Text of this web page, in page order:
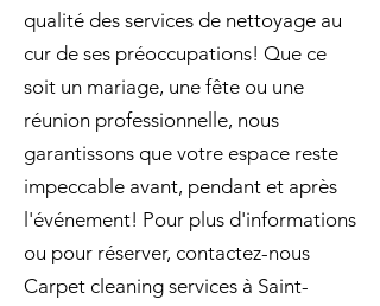
qualité des services de nettoyage au
cur de ses préoccupations! Que ce
soit un mariage, une fête ou une
réunion professionnelle, nous
garantissons que votre espace reste
impeccable avant, pendant et après
l'événement! Pour plus d'informations
ou pour réserver, contactez-nous
Carpet cleaning services à Saint-